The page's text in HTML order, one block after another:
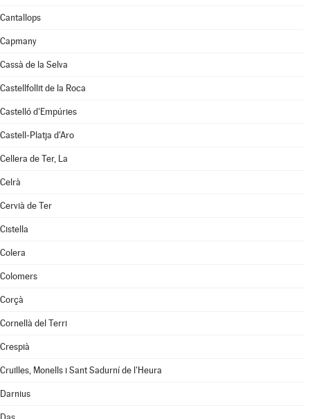
Cantallops
Capmany
Cassà de la Selva
Castellfollit de la Roca
Castelló d'Empúries
Castell-Platja d'Aro
Cellera de Ter, La
Celrà
Cervià de Ter
Cistella
Colera
Colomers
Corçà
Cornellà del Terri
Crespià
Cruïlles, Monells i Sant Sadurní de l'Heura
Darnius